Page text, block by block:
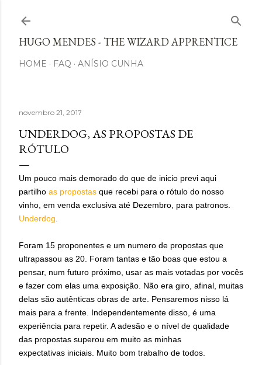
HUGO MENDES - THE WIZARD APPRENTICE
HOME FAQ ANÍSIO CUNHA
novembro 21, 2017
UNDERDOG, AS PROPOSTAS DE
RÓTULO
Um pouco mais demorado do que de inicio previ aqui
partilho as propostas que recebi para o rótulo do nosso
vinho, em venda exclusiva até Dezembro, para patronos.
Underdog
Foram 15 proponentes e um numero de propostas que
ultrapassou as 20. Foram tantas e tão boas que estou a
pensar, num futuro próximo, usar as mais votadas por vocês
e fazer com elas uma exposição. Não era giro, afinal, muitas
delas são autênticas obras de arte. Pensaremos nisso lá
mais para a frente. Independentemente disso, é uma
experiência para repetir. A adesão e o nível de qualidade
das propostas superou em muito as minhas
expectativas iniciais. Muito bom trabalho de todos.